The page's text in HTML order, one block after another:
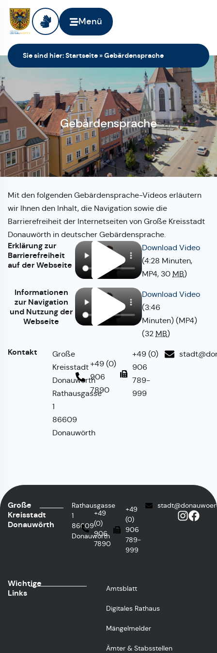
Menü
Sie sind hier:Startseite »Gebärdensprache
Gebärdensprache
Mit den folgenden Gebärdensprache-Videos erläutern
wir Ihnen den Inhalt, die Navigation sowie die
Barrierefreiheit der Internetseiten von Große Kreisstadt
Donauwörth in deutscher Gebärdensprache.
Erklärung zur
Barrierefreiheit
auf der Webseite
Download Video
(4:28 Minuten,
MP4,30 MB)
Informationen
zur Navigation
und Nutzung der
Webseite
Download Video
(3:46
Minuten) (MP4)
(32 MB)
Kontakt
Große
Kreisstadt
Donauwörth
Rathausgasse
1
86609
Donauwörth
+49 (0)
906
7890
+49 (0)
906
789-
999
Große
Kreisstadt
Donauwörth
Rathausgasse
1
86609
Donauwörth
+49
(0)
906
7890
+49
(0)
906
789-
999
Wichtige
Links
Amtsblatt
Digitales Rathaus
Mängelmelder
Ämter & Stabsstellen